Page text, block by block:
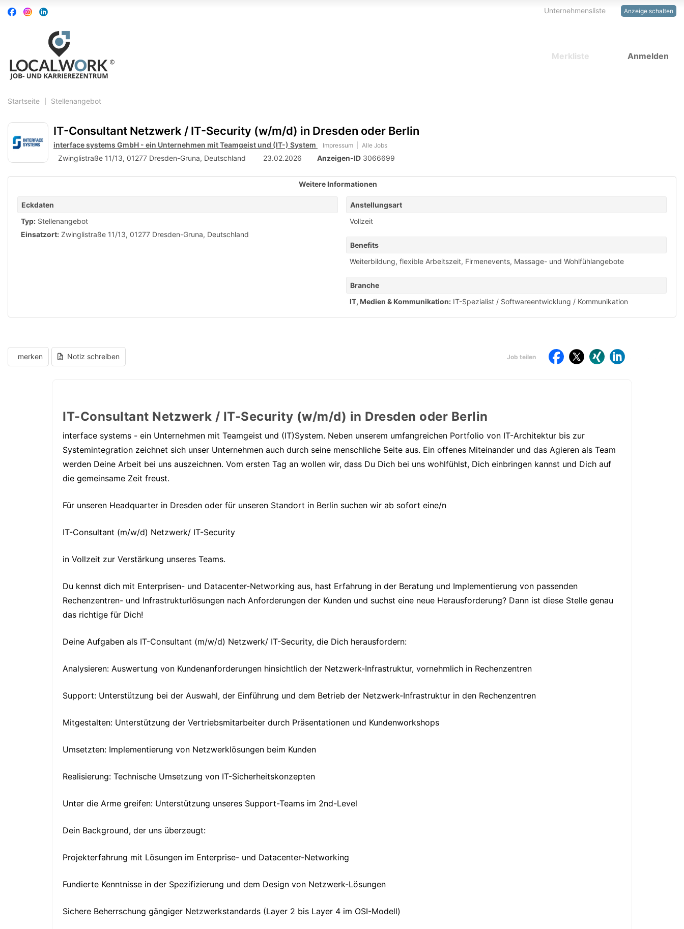
Accessibility
Modus
zum
Inhalt
Auf Auf
folgen
Auf
folgen
Anzeige schalten
Unternehmensliste
Anmelden
Merkliste
Startseite Stellenangebot
IT-Consultant Netzwerk / IT-Security (w/m/d) in Dresden oder Berlin
interface systems GmbH - ein Unternehmen mit Teamgeist und (IT-) System Impressum Alle Jobs
Zwinglistraße 11/13, 01277 Dresden-Gruna, Deutschland 23.02.2026 Anzeigen-ID 3066699
Weitere Informationen
Eckdaten
Typ: Stellenangebot
Einsatzort: Zwinglistraße 11/13, 01277 Dresden-Gruna, Deutschland
Anstellungsart
Vollzeit
Benefits
Weiterbildung, flexible Arbeitszeit, Firmenevents, Massage- und Wohlfühlangebote
Branche
IT, Medien & Kommunikation: IT-Spezialist / Softwareentwicklung / Kommunikation
merken Notiz schreiben Job teilen
IT-Consultant Netzwerk / IT-Security (w/m/d) in Dresden oder Berlin
interface systems - ein Unternehmen mit Teamgeist und (IT)System. Neben unserem umfangreichen Portfolio von IT-Architektur bis zur
Systemintegration zeichnet sich unser Unternehmen auch durch seine menschliche Seite aus. Ein offenes Miteinander und das Agieren als Team
werden Deine Arbeit bei uns auszeichnen. Vom ersten Tag an wollen wir, dass Du Dich bei uns wohlfühlst, Dich einbringen kannst und Dich auf
die gemeinsame Zeit freust.
Für unseren Headquarter in Dresden oder für unseren Standort in Berlin suchen wir ab sofort eine/n
IT-Consultant (m/w/d) Netzwerk/ IT-Security
in Vollzeit zur Verstärkung unseres Teams.
Du kennst dich mit Enterprisen- und Datacenter-Networking aus, hast Erfahrung in der Beratung und Implementierung von passenden
Rechenzentren- und Infrastrukturlösungen nach Anforderungen der Kunden und suchst eine neue Herausforderung? Dann ist diese Stelle genau
das richtige für Dich!
Deine Aufgaben als IT-Consultant (m/w/d) Netzwerk/ IT-Security, die Dich herausfordern:
Analysieren: Auswertung von Kundenanforderungen hinsichtlich der Netzwerk-Infrastruktur, vornehmlich in Rechenzentren
Support: Unterstützung bei der Auswahl, der Einführung und dem Betrieb der Netzwerk-Infrastruktur in den Rechenzentren
Mitgestalten: Unterstützung der Vertriebsmitarbeiter durch Präsentationen und Kundenworkshops
Umsetzten: Implementierung von Netzwerklösungen beim Kunden
Realisierung: Technische Umsetzung von IT-Sicherheitskonzepten
Unter die Arme greifen: Unterstützung unseres Support-Teams im 2nd-Level
Dein Background, der uns überzeugt:
Projekterfahrung mit Lösungen im Enterprise- und Datacenter-Networking
Fundierte Kenntnisse in der Spezifizierung und dem Design von Netzwerk-Lösungen
Sichere Beherrschung gängiger Netzwerkstandards (Layer 2 bis Layer 4 im OSI-Modell)